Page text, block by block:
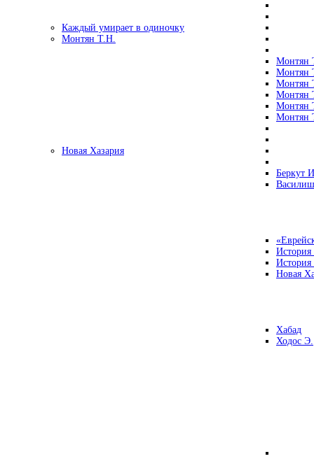
Каждый умирает в одиночку
Монтян Т.Н.
Монтян
Монтян
Монтян
Монтян
Монтян
Монтян
Новая Хазария
Беркут
Новая
Хабад
Ходос Э.